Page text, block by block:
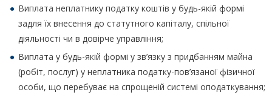
Виплата неплатнику податку коштів у будь-якій формі
задля їх внесення до статутного капіталу, спільної
діяльності чи в довірче управління;
Виплата у будь-якій формі у зв’язку з придбанням майна
(робіт, послуг) у неплатника податку-пов’язаної фізичної
особи, що перебуває на спрощеній системі оподаткування;